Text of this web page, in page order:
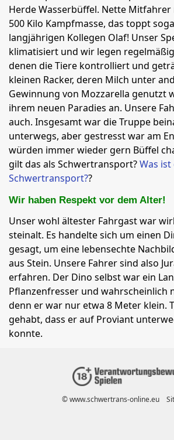
Herde Wasserbüffel. Nette
500 Kilo Kampfmasse, das toppt
langjährigen Kollegen Olaf! Unser
klimatisiert und wir legen
denen die Tiere kontrolliert und
kleinen Racker, deren Milch unter
Gewinnung von Mozzarella genutzt
ihrem neuen Paradies an. Unsere
auch. Insgesamt war die Truppe
unterwegs, aber gestresst war am
würden immer wieder gern Büffel
gilt das als Schwertransport?Was ist
Schwertransport??
Wir haben Respekt vor dem Alter!
Unser wohl ältester Fahrgast war
steinalt. Es handelte sich um einen
gesagt, um eine lebensechte
aus Stein. Unsere Fahrer sind also
erfahren. Der Dino selbst war ein
Pflanzenfresser und wahrscheinlich
denn er war nur etwa 8 Meter klein.
gehabt, dass er auf Proviant
konnte.
© www.schwertrans-online.eu